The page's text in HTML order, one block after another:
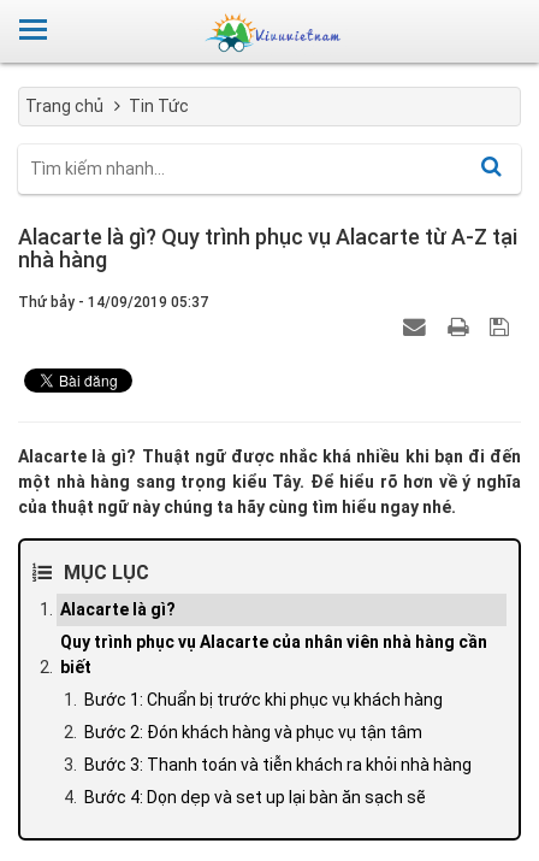
Trang chủ Tin Tức
Alacarte là gì? Quy trình phục vụ Alacarte từ A-Z tại
nhà hàng
Thứ bảy - 14/09/2019 05:37
Alacarte là gì? Thuật ngữ được nhắc khá nhiều khi bạn đi đến
một nhà hàng sang trọng kiểu Tây. Để hiểu rõ hơn về ý nghĩa
của thuật ngữ này chúng ta hãy cùng tìm hiểu ngay nhé.
MỤC LỤC
Alacarte là gì?
Quy trình phục vụ Alacarte của nhân viên nhà hàng cần
biết
Bước 1: Chuẩn bị trước khi phục vụ khách hàng
Bước 2: Đón khách hàng và phục vụ tận tâm
Bước 3: Thanh toán và tiễn khách ra khỏi nhà hàng
Bước 4: Dọn dẹp và set up lại bàn ăn sạch sẽ